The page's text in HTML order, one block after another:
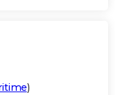
)